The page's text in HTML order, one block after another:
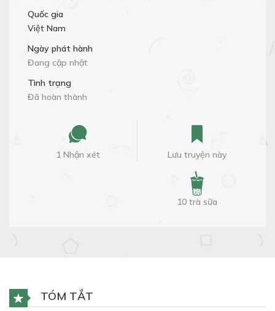
Quốc gia
Việt Nam
Ngày phát hành
Đang cập nhật
Tình trạng
Đã hoàn thành
1 Nhận xét Lưu truyện này
10 trà sữa
TÓM TẮT